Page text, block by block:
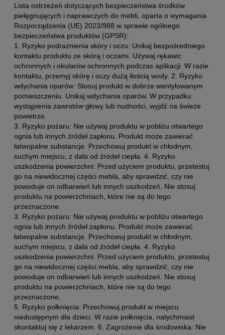
Lista ostrzeżeń dotyczących bezpieczeństwa środków
pielęgnujących i naprawczych do mebli, oparta o wymagania
Rozporządzenia (UE) 2023/988 w sprawie ogólnego
bezpieczeństwa produktów (GPSR):
1. Ryzyko podrażnienia skóry i oczu: Unikaj bezpośredniego
kontaktu produktu ze skórą i oczami. Używaj rękawic
ochronnych i okularów ochronnych podczas aplikacji. W razie
kontaktu, przemyj skórę i oczy dużą ilością wody. 2. Ryzyko
wdychania oparów: Stosuj produkt w dobrze wentylowanym
pomieszczeniu. Unikaj wdychania oparów. W przypadku
wystąpienia zawrotów głowy lub nudności, wyjdź na świeże
powietrze.
3. Ryzyko pożaru: Nie używaj produktu w pobliżu otwartego
ognia lub innych źródeł zapłonu. Produkt może zawierać
łatwopalne substancje. Przechowuj produkt w chłodnym,
suchym miejscu, z dala od źródeł ciepła. 4. Ryzyko
uszkodzenia powierzchni: Przed użyciem produktu, przetestuj
go na niewidocznej części mebla, aby sprawdzić, czy nie
powoduje on odbarwień lub innych uszkodzeń. Nie stosuj
produktu na powierzchniach, które nie są do tego
przeznaczone.
3. Ryzyko pożaru: Nie używaj produktu w pobliżu otwartego
ognia lub innych źródeł zapłonu. Produkt może zawierać
łatwopalne substancje. Przechowuj produkt w chłodnym,
suchym miejscu, z dala od źródeł ciepła. 4. Ryzyko
uszkodzenia powierzchni: Przed użyciem produktu, przetestuj
go na niewidocznej części mebla, aby sprawdzić, czy nie
powoduje on odbarwień lub innych uszkodzeń. Nie stosuj
produktu na powierzchniach, które nie są do tego
przeznaczone.
5. Ryzyko połknięcia: Przechowuj produkt w miejscu
niedostępnym dla dzieci. W razie połknięcia, natychmiast
skontaktuj się z lekarzem. 6. Zagrożenie dla środowiska: Nie